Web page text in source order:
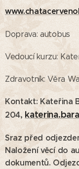
Doprava: autobus
Vedoucí kurzu:
Zdravotník: Věra
Kontakt: Kateřina
204,
Sraz před
Naložení věcí do
dokumentů.